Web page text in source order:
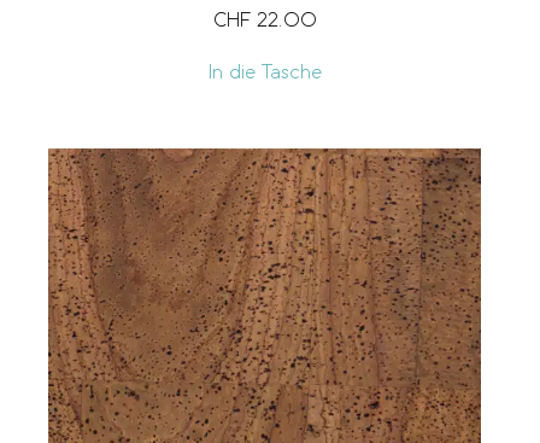
CHF 22.00
In die Tasche